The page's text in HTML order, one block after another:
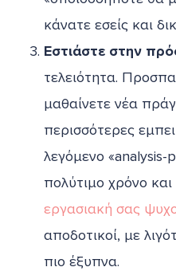
κάνατε εσείς και
Εστιάστε στην
τελειότητα.
μαθαίνετε νέα
περισσότερες
λεγόμενο «analysis-
πολύτιμο χρόνο
εργασιακή σας
αποδοτικοί, με
πιο έξυπνα.